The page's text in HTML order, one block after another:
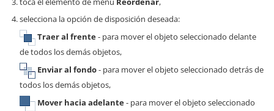
selecciona la opción de disposición deseada:
Traer al frente- para mover el objeto seleccionado delante
de todos los demás objetos,
Enviar al fondo- para mover el objeto seleccionado detrás de
todos los demás objetos,
Mover hacia adelante- para mover el objeto seleccionado